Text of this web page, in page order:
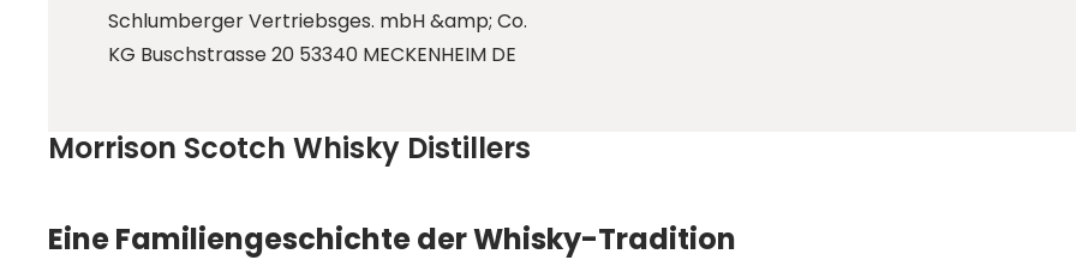
Schlumberger Vertriebsges. mbH &amp; Co.
KG Buschstrasse 20 53340 MECKENHEIM DE
Morrison Scotch Whisky Distillers
Eine Familiengeschichte der Whisky-Tradition